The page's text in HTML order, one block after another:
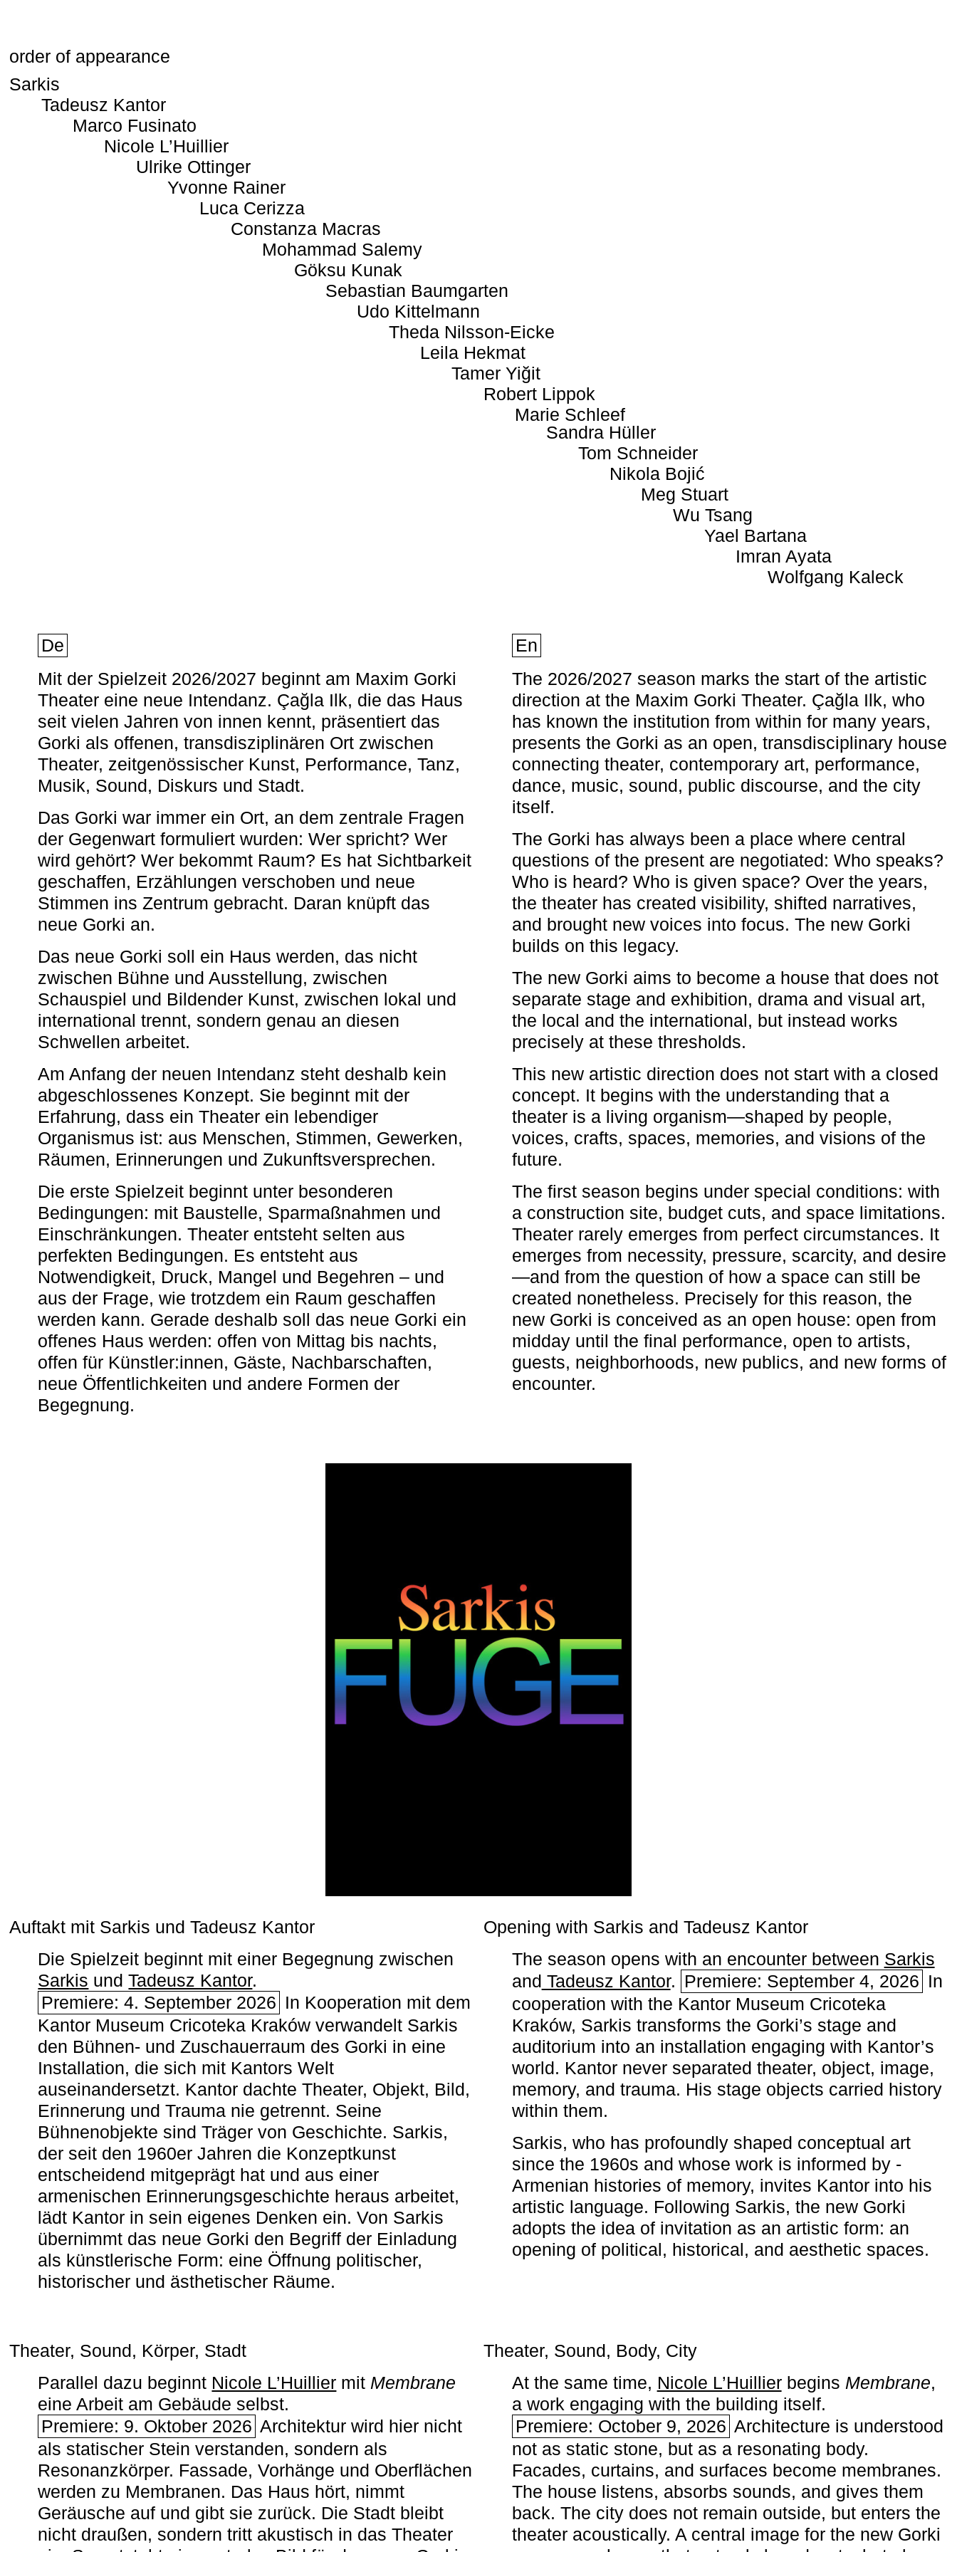
order of appearance
Sarkis
Tadeusz Kantor
Marco Fusinato
Nicole L’Huillier
Ulrike Ottinger
Yvonne Rainer
Luca Cerizza
Constanza Macras
Mohammad Salemy
Göksu Kunak
Sebastian Baumgarten
Udo Kittelmann
Theda Nilsson-Eicke
Leila Hekmat
Tamer Yiğit
Robert Lippok
Marie Schleef
Sandra Hüller
Tom Schneider
Nikola Bojić
Meg Stuart
Wu Tsang
Yael Bartana
Imran Ayata
Wolfgang Kaleck
De
Mit der Spielzeit 2026/2027 beginnt am Maxim Gorki
Theater eine neue Intendanz. Çağla Ilk, die das Haus
seit vielen Jahren von innen kennt, präsentiert das
Gorki als offenen, transdisziplinären Ort zwischen
Theater, zeitgenössischer Kunst, Performance, Tanz,
Musik, Sound, Diskurs und Stadt.
Das Gorki war immer ein Ort, an dem zentrale Fragen
der Gegenwart formuliert wurden: Wer spricht? Wer
wird gehört? Wer bekommt Raum? Es hat Sichtbarkeit
geschaffen, Erzählungen verschoben und neue
Stimmen ins Zentrum gebracht. Daran knüpft das
neue Gorki an.
Das neue Gorki soll ein Haus werden, das nicht
zwischen Bühne und Ausstellung, zwischen
Schauspiel und Bildender Kunst, zwischen lokal und
international trennt, sondern genau an diesen
Schwellen arbeitet.
Am Anfang der neuen Intendanz steht deshalb kein
abgeschlossenes Konzept. Sie beginnt mit der
Erfahrung, dass ein Theater ein lebendiger
Organismus ist: aus Menschen, Stimmen, Gewerken,
Räumen, Erinnerungen und Zukunftsversprechen.
Die erste Spielzeit beginnt unter besonderen
Bedingungen: mit Baustelle, Sparmaßnahmen und
Einschränkungen. Theater entsteht selten aus
perfekten Bedingungen. Es entsteht aus
Notwendigkeit, Druck, Mangel und Begehren – und
aus der Frage, wie trotzdem ein Raum geschaffen
werden kann. Gerade deshalb soll das neue Gorki ein
offenes Haus werden: offen von Mittag bis nachts,
offen für Künstler:innen, Gäste, Nachbarschaften,
neue Öffentlichkeiten und andere Formen der
Begegnung.
En
The 2026/2027 season marks the start of the artistic
direction at the Maxim Gorki Theater. Çağla Ilk, who
has known the institution from within for many years,
presents the Gorki as an open, transdisciplinary house
connecting theater, contemporary art, performance,
dance, music, sound, public discourse, and the city
itself.
The Gorki has always been a place where central
questions of the present are negotiated: Who speaks?
Who is heard? Who is given space? Over the years,
the theater has created visibility, shifted narratives,
and brought new voices into focus. The new Gorki
builds on this legacy.
The new Gorki aims to become a house that does not
separate stage and exhibition, drama and visual art,
the local and the international, but instead works
precisely at these thresholds.
This new artistic direction does not start with a closed
concept. It begins with the understanding that a
theater is a living organism—shaped by people,
voices, crafts, spaces, memories, and visions of the
future.
The first season begins under special conditions: with
a construction site, budget cuts, and space limitations.
Theater rarely emerges from perfect circumstances. It
emerges from necessity, pressure, scarcity, and desire
—and from the question of how a space can still be
created nonetheless. Precisely for this reason, the
new Gorki is conceived as an open house: open from
midday until the final performance, open to artists,
guests, neighborhoods, new publics, and new forms of
encounter.
Auftakt mit Sarkis und Tadeusz Kantor
Die Spielzeit beginnt mit einer Begegnung zwischen
Sarkis undTadeusz Kantor.
Premiere: 4. September 2026 In Kooperation mit dem
Kantor Museum Cricoteka Kraków verwandelt Sarkis
den Bühnen- und Zuschauerraum des Gorki in eine
Installation, die sich mit Kantors Welt
auseinandersetzt. Kantor dachte Theater, Objekt, Bild,
Erinnerung und Trauma nie getrennt. Seine
Bühnenobjekte sind Träger von Geschichte. Sarkis,
der seit den 1960er Jahren die Konzeptkunst
entscheidend mitgeprägt hat und aus einer
armenischen ­Erinnerungsgeschichte heraus arbeitet,
lädt Kantor in sein eigenes Denken ein. Von Sarkis
übernimmt das neue Gorki den Begriff der Einladung
als künstlerische Form: eine Öffnung politischer,
historischer und ästhetischer Räume.
Opening with Sarkis and Tadeusz Kantor
The season opens with an encounter between Sarkis
and Tadeusz Kantor. Premiere: September 4, 2026 In
cooperation with the ­Kantor Museum Cricoteka
Kraków, Sarkis transforms the Gorki’s stage and
auditorium into an installation engaging with Kantor’s
world. Kantor never separated theater, object, image,
memory, and trauma. His stage objects carried history
within them.
Sarkis, who has profoundly shaped conceptual art
since the 1960s and whose work is informed by ­
Armenian histories of memory, invites Kantor into his
artistic language. Following Sarkis, the new Gorki
adopts the idea of invitation as an artistic form: an
opening of political, historical, and aesthetic spaces.
Theater, Sound, Körper, Stadt
Parallel dazu beginnt Nicole L’Huillier mit ­ Membrane
eine Arbeit am Gebäude selbst.
Premiere: 9. Oktober 2026 Architektur wird hier nicht
als statischer Stein verstanden, sondern als
Resonanzkörper. Fassade, Vorhänge und Oberflächen
werden zu Membranen. Das Haus hört, nimmt
Geräusche auf und gibt sie zurück. Die Stadt bleibt
nicht draußen, sondern tritt akustisch in das Theater
Theater, Sound, Body, City
At the same time, Nicole L’Huillierbegins ­ Membrane,
a work engaging with the building itself.
Premiere: October 9, 2026 Architecture is understood
not as static stone, but as a resonating body.
Facades, curtains, and surfaces become membranes.
The house listens, absorbs sounds, and gives them
back. The city does not remain outside, but enters the
theater acoustically. A central image for the new Gorki